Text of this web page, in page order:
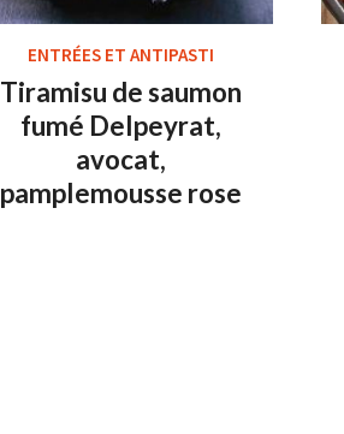
ENTRÉES ET ANTIPASTI
Tiramisu de saumon
fumé Delpeyrat,
avocat,
pamplemousse rose